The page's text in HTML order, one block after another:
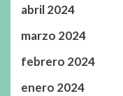
abril 2024
marzo 2024
febrero 2024
enero 2024